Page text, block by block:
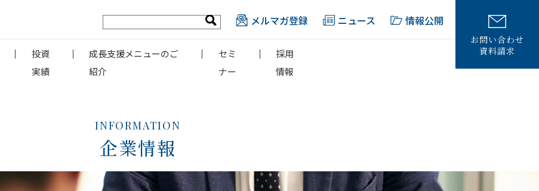
メルマガ登録 ニュース 情報公開
投資
実績
成長支援メニューのご
紹介
セミ
ナー
採用
情報
お問い合わせ
資料請求
INFORMATION
企業情報